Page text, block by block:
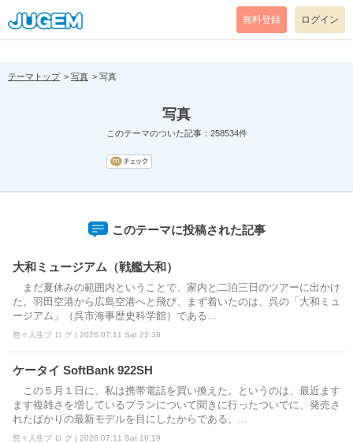
[pear_error: message="Success" code=0 mode=return level=notice
prefix="" info=""]
無料登録 ログイン
テーマトップ 写真 写真
写真
このテーマのついた記事：258534件
このテーマに投稿された記事
大和ミュージアム（戦艦大和）
まだ夏休みの範囲内ということで、家内と二泊三日のツアーに出かけ
た。羽田空港から広島空港へと飛び、まず着いたのは、呉の「大和ミュ
ージアム」（呉市海事歴史科学館）である...
悠々人生ブ ロ グ | 2026.07.11 Sat 22:38
ケータイ SoftBank 922SH
この５月１日に、私は携帯電話を買い換えた。というのは、最近ます
ます複雑さを増しているプランについて聞きに行ったついでに、発売さ
れたばかりの最新モデルを目にしたからである。...
悠々人生ブ ロ グ | 2026.07.11 Sat 16:19